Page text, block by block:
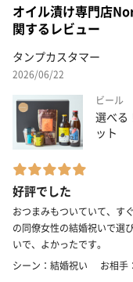
オイル漬け専門店
関するレビュー
タンプカスタマー
2026/06/22
ビール
選べる
ット
好評でした
おつまみもついていて、す
の同僚女性の結婚祝いで選
いで、よかったです。
シーン：結婚祝い
お相手